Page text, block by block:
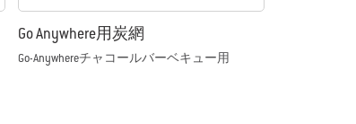
Go Anywhere用炭網
Go-Anywhereチャコールバーベキュー用